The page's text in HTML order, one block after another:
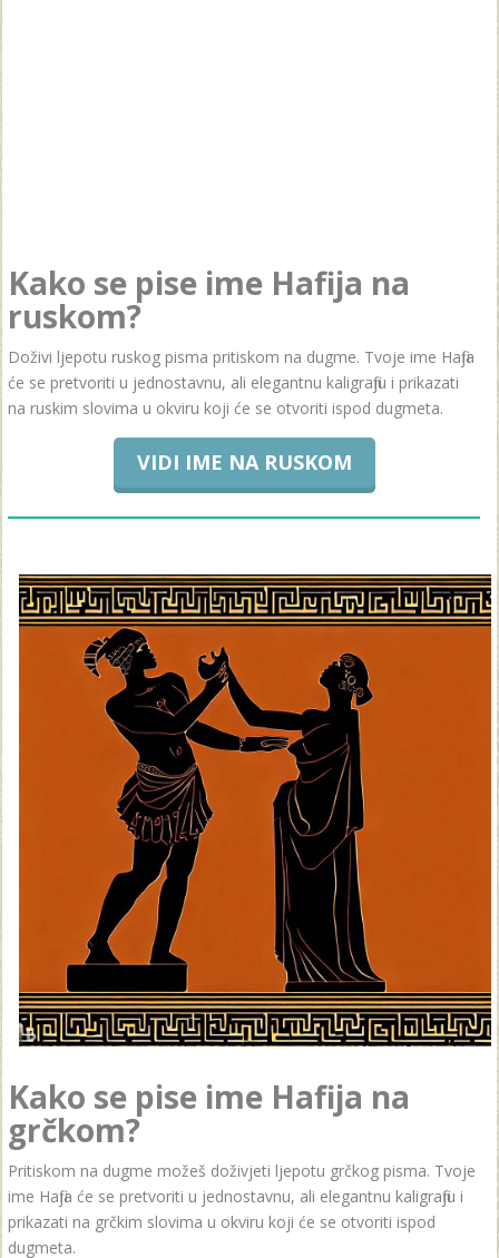
Kako se pise ime Hafija na
ruskom?
Doživi ljepotu ruskog pisma pritiskom na dugme. Tvoje ime Hafija
će se pretvoriti u jednostavnu, ali elegantnu kaligrafiju i prikazati
na ruskim slovima u okviru koji će se otvoriti ispod dugmeta.
VIDI IME NA RUSKOM
Kako se pise ime Hafija na
grčkom?
Pritiskom na dugme možeš doživjeti ljepotu grčkog pisma. Tvoje
ime Hafija će se pretvoriti u jednostavnu, ali elegantnu kaligrafiju i
prikazati na grčkim slovima u okviru koji će se otvoriti ispod
dugmeta.